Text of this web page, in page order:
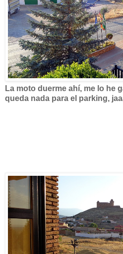
La moto duerme ahí, me lo he
queda nada para el parking,